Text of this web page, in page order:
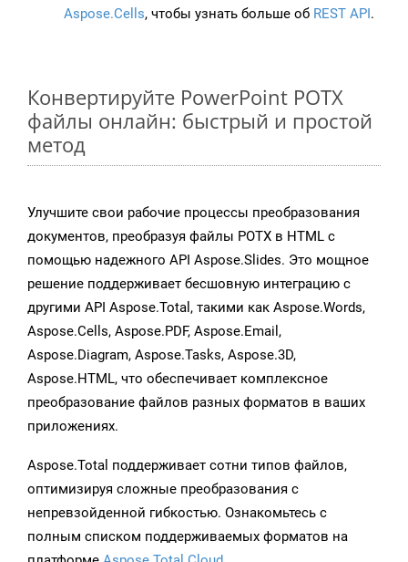
Aspose.Cells, чтобы узнать больше об REST API.
Конвертируйте PowerPoint POTX
файлы онлайн: быстрый и простой
метод
Улучшите свои рабочие процессы преобразования
документов, преобразуя файлы POTX в HTML с
помощью надежного API Aspose.Slides. Это мощное
решение поддерживает бесшовную интеграцию с
другими API Aspose.Total, такими как Aspose.Words,
Aspose.Cells, Aspose.PDF, Aspose.Email,
Aspose.Diagram, Aspose.Tasks, Aspose.3D,
Aspose.HTML, что обеспечивает комплексное
преобразование файлов разных форматов в ваших
приложениях.
Aspose.Total поддерживает сотни типов файлов,
оптимизируя сложные преобразования с
непревзойденной гибкостью. Ознакомьтесь с
полным списком поддерживаемых форматов на